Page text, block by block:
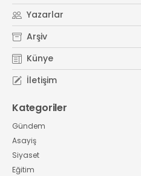
Yazarlar
Arşiv
Künye
İletişim
Kategoriler
Gündem
Asayiş
Siyaset
Eğitim